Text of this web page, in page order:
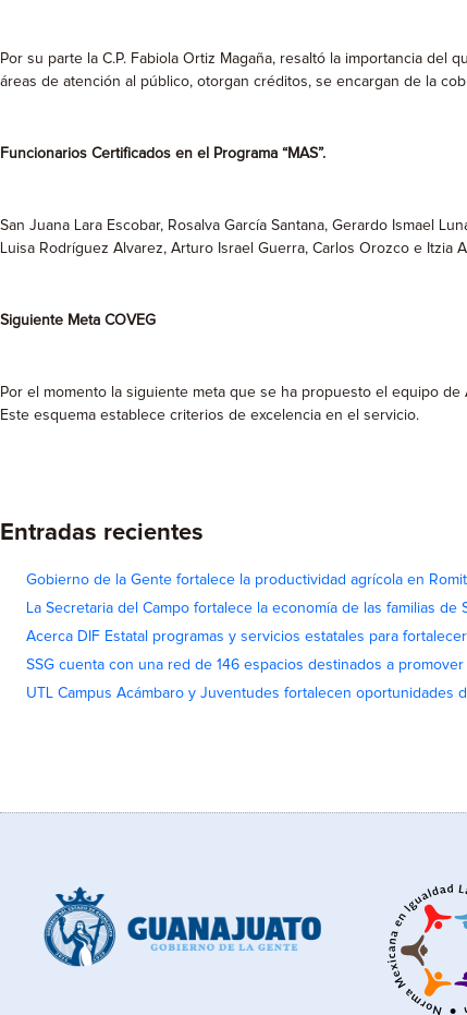
Por su parte la C.P. Fabiola Ortiz Magaña, resaltó la importancia
áreas de atención al público, otorgan créditos, se encargan de la
Funcionarios Certificados en el Programa “MAS”.
San Juana Lara Escobar, Rosalva García Santana, Gerardo Ismael
Luisa Rodríguez Alvarez, Arturo Israel Guerra, Carlos Orozco e Itzia
Siguiente Meta COVEG
Por el momento la siguiente meta que se ha propuesto el equipo
Este esquema establece criterios de excelencia en el servicio.
Entradas recientes
Gobierno de la Gente fortalece la productividad agrícola en
La Secretaria del Campo fortalece la economía de las familias
Acerca DIF Estatal programas y servicios estatales para
SSG cuenta con una red de 146 espacios destinados a promover
UTL Campus Acámbaro y Juventudes fortalecen oportunidades